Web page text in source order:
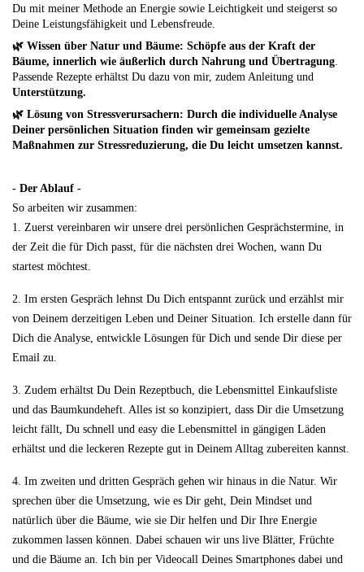
Du mit meiner Methode an Energie sowie Leichtigkeit und steigerst so
Deine Leistungsfähigkeit und Lebensfreude.
🌿 Wissen über Natur und Bäume: Schöpfe aus der Kraft der
Bäume, innerlich wie äußerlich durch Nahrung und Übertragung.
Passende Rezepte erhältst Du dazu von mir, zudem Anleitung und
Unterstützung.
🌿 Lösung von Stressverursachern: Durch die individuelle Analyse
Deiner persönlichen Situation finden wir gemeinsam gezielte
Maßnahmen zur Stressreduzierung, die Du leicht umsetzen kannst.
- Der Ablauf -
So arbeiten wir zusammen:
1. Zuerst vereinbaren wir unsere drei persönlichen Gesprächstermine, in
der Zeit die für Dich passt, für die nächsten drei Wochen, wann Du
startest möchtest.
2. Im ersten Gespräch lehnst Du Dich entspannt zurück und erzählst mir
von Deinem derzeitigen Leben und Deiner Situation. Ich erstelle dann für
Dich die Analyse, entwickle Lösungen für Dich und sende Dir diese per
Email zu.
3. Zudem erhältst Du Dein Rezeptbuch, die Lebensmittel Einkaufsliste
und das Baumkundeheft. Alles ist so konzipiert, dass Dir die Umsetzung
leicht fällt, Du schnell und easy die Lebensmittel in gängigen Läden
erhältst und die leckeren Rezepte gut in Deinem Alltag zubereiten kannst.
4. Im zweiten und dritten Gespräch gehen wir hinaus in die Natur. Wir
sprechen über die Umsetzung, wie es Dir geht, Dein Mindset und
natürlich über die Bäume, wie sie Dir helfen und Dir Ihre Energie
zukommen lassen können. Dabei schauen wir uns live Blätter, Früchte
und die Bäume an. Ich bin per Videocall Deines Smartphones dabei und